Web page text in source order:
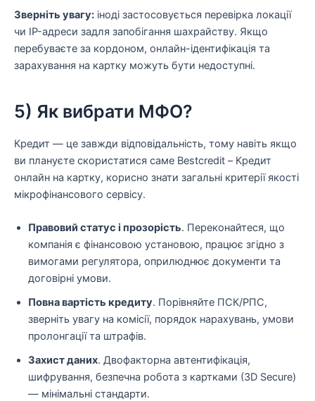
Зверніть увагу: іноді застосовується перевірка локації
чи IP-адреси задля запобігання шахрайству. Якщо
перебуваєте за кордоном, онлайн-ідентифікація та
зарахування на картку можуть бути недоступні.
5) Як вибрати МФО?
Кредит — це завжди відповідальність, тому навіть якщо
ви плануєте скористатися саме Bestcredit – Кредит
онлайн на картку, корисно знати загальні критерії якості
мікрофінансового сервісу.
Правовий статус і прозорість. Переконайтеся, що
компанія є фінансовою установою, працює згідно з
вимогами регулятора, оприлюднює документи та
договірні умови.
Повна вартість кредиту. Порівняйте ПСК/РПС,
зверніть увагу на комісії, порядок нарахувань, умови
пролонгації та штрафів.
Захист даних. Двофакторна автентифікація,
шифрування, безпечна робота з картками (3D Secure)
— мінімальні стандарти.